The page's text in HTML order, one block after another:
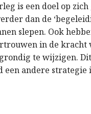
is een doel op
dan de
slepen. Ook
in de kracht
te wijzigen.
andere strategie